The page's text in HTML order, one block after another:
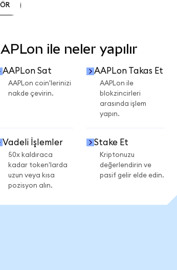
ile neler yapılır
AAPLon Sat
AAPLon coin'lerinizi
nakde çevirin.
AAPLon Takas Et
AAPLon ile
blokzincirleri
arasında işlem
yapın.
Vadeli İşlemler
50x kaldıraca
kadar token'larda
uzun veya kısa
pozisyon alın.
Stake Et
Kriptonuzu
değerlendirin ve
pasif gelir elde edin.